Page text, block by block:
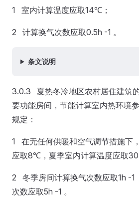
1 室内计算温度应取14℃；
2 计算换气次数应取0.5h -1 。
条文说明
3.0.3 夏热冬冷地区农村居住建筑
要功能房间，节能计算室内热环境
规定：
1 在无任何供暖和空气调节措施下
应取8℃，夏季室内计算温度应取
2 冬季房间计算换气次数应取1h -1
次数应取5h -1 。